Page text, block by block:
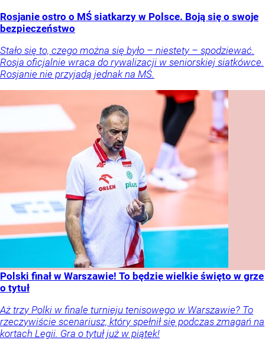
Rosjanie ostro o MŚ siatkarzy w Polsce. Boją się o swoje
bezpieczeństwo
Stało się to, czego można się było – niestety – spodziewać.
Rosja oficjalnie wraca do rywalizacji w seniorskiej siatkówce.
Rosjanie nie przyjadą jednak na MŚ.
Polski finał w Warszawie! To będzie wielkie święto w grze
o tytuł
Aż trzy Polki w finale turnieju tenisowego w Warszawie? To
rzeczywiście scenariusz, który spełnił się podczas zmagań na
kortach Legii. Gra o tytuł już w piątek!